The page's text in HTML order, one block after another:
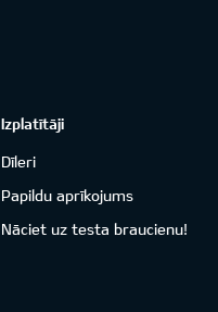
Izplatītāji
Dīleri
Papildu aprīkojums
Nāciet uz testa braucienu!